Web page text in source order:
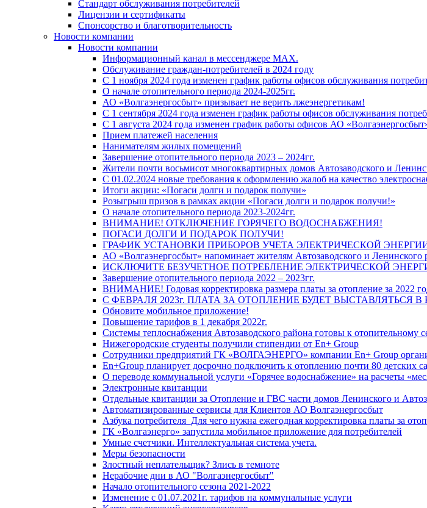
Стандарт обслуживания потребителей
Лицензии и сертификаты
Спонсорство и благотворительность
Новости компании
Новости компании
Информационный канал в мессенджере MAX.
Обслуживание граждан-потребителей в 2024 году
С 1 ноября 2024 года изменен график работы офисов обслуживания
О начале отопительного периода 2024-2025гг.
АО «Волгаэнергосбыт» призывает не верить лжеэнергетикам!
С 1 сентября 2024 года изменен график работы офисов обслуживания
С 1 августа 2024 года изменен график работы офисов АО
Прием платежей населения
Нанимателям жилых помещений
Завершение отопительного периода 2023 – 2024гг.
Жители почти восьмисот многоквартирных домов Автозаводского и
С 01.02.2024 новые требования к оформлению жалоб на качество
Итоги акции: «Погаси долги и подарок получи»
Розыгрыш призов в рамках акции «Погаси долги и подарок получи!»
О начале отопительного периода 2023-2024гг.
ВНИМАНИЕ! ОТКЛЮЧЕНИЕ ГОРЯЧЕГО ВОДОСНАБЖЕНИЯ!
ПОГАСИ ДОЛГИ И ПОДАРОК ПОЛУЧИ!
ГРАФИК УСТАНОВКИ ПРИБОРОВ УЧЕТА ЭЛЕКТРИЧЕСКОЙ
АО «Волгаэнергосбыт» напоминает жителям Автозаводского и Ленинского
ИСКЛЮЧИТЕ БЕЗУЧЕТНОЕ ПОТРЕБЛЕНИЕ ЭЛЕКТРИЧЕСКОЙ
Завершение отопительного периода 2022 – 2023гг.
ВНИМАНИЕ! Годовая корректировка размера платы за отопление за 2022
С ФЕВРАЛЯ 2023г. ПЛАТА ЗА ОТОПЛЕНИЕ БУДЕТ ВЫСТАВЛЯТЬСЯ
Обновите мобильное приложение!
Повышение тарифов в 1 декабря 2022г.
Системы теплоснабжения Автозаводского района готовы к отопительному
Нижегородские студенты получили стипендии от En+ Group
Сотрудники предприятий ГК «ВОЛГАЭНЕРГО» компании En+ Group
En+Group планирует досрочно подключить к отоплению почти 80 детских
О переводе коммунальной услуги «Горячее водоснабжение» на расчеты
Электронные квитанции
Отдельные квитанции за Отопление и ГВС части домов Ленинского и
Автоматизированные сервисы для Клиентов АО Волгаэнергосбыт
Азбука потребителя_Для чего нужна ежегодная корректировка платы за
ГК «Волгаэнерго» запустила мобильное приложение для потребителей
Умные счетчики. Интеллектуальная система учета.
Меры безопасности
Злостный неплательщик? Злись в темноте
Нерабочие дни в АО "Волгаэнергосбыт"
Начало отопительного сезона 2021-2022
Изменение с 01.07.2021г. тарифов на коммунальные услуги